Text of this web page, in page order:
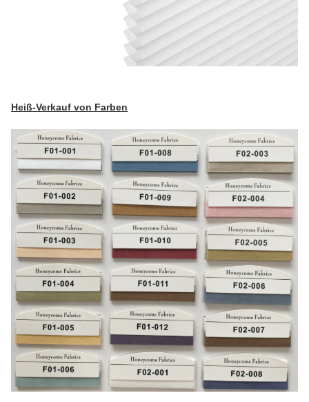
Heiß-Verkauf von Farben